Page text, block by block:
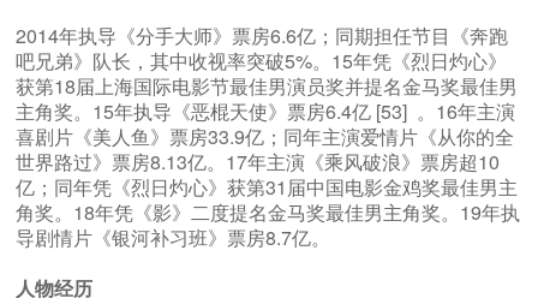
2014年执导《分手大师》票房6.6亿；同期担任节目《奔跑
吧兄弟》队长，其中收视率突破5%。15年凭《烈日灼心》
获第18届上海国际电影节最佳男演员奖并提名金马奖最佳男
主角奖。15年执导《恶棍天使》票房6.4亿 [53] 。16年主演
喜剧片《美人鱼》票房33.9亿；同年主演爱情片《从你的全
世界路过》票房8.13亿。17年主演《乘风破浪》票房超10
亿；同年凭《烈日灼心》获第31届中国电影金鸡奖最佳男主
角奖。18年凭《影》二度提名金马奖最佳男主角奖。19年执
导剧情片《银河补习班》票房8.7亿。
人物经历